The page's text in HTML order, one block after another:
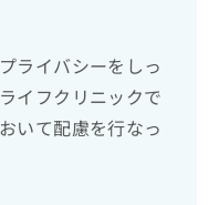
ライバシーをしっ
イフクリニックで
いて配慮を行なっ